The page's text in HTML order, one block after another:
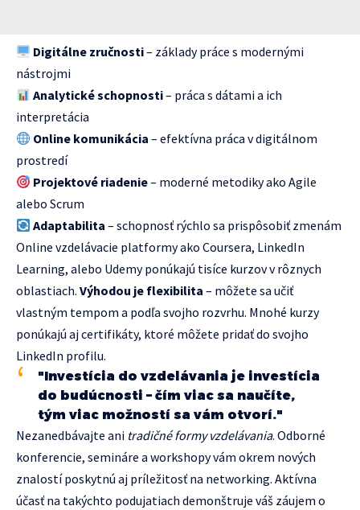
Digitálne zručnosti– základy práce s modernými
nástrojmi
Analytické schopnosti– práca s dátami a ich
interpretácia
Online komunikácia – efektívna práca v digitálnom
prostredí
Projektové riadenie– moderné metodiky ako Agile
alebo Scrum
Adaptabilita – schopnosť rýchlo sa prispôsobiť zmenám
Online vzdelávacie platformy ako Coursera, LinkedIn
Learning, alebo Udemy ponúkajú tisíce kurzov v rôznych
oblastiach. Výhodou je flexibilita – môžete sa učiť
vlastným tempom a podľa svojho rozvrhu. Mnohé kurzy
ponúkajú aj certifikáty, ktoré môžete pridať do svojho
LinkedIn profilu.
"Investícia do vzdelávania je investícia
do budúcnosti – čím viac sa naučíte,
tým viac možností sa vám otvorí."
Nezanedbávajte ani tradičné formy vzdelávania. Odborné
konferencie, semináre a workshopy vám okrem nových
znalostí poskytnú aj príležitosť na networking. Aktívna
účasť na takýchto podujatiach demonštruje váš záujem o